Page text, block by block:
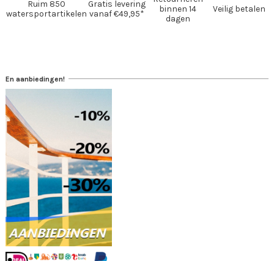
Ruim 850
watersportartikelen
Gratis levering
vanaf €49,95*
binnen 14
dagen
Veilig betalen
En aanbiedingen!